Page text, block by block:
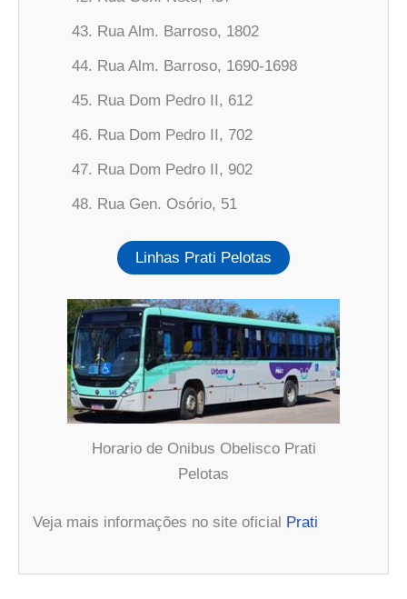
Rua Alm. Barroso, 1802
Rua Alm. Barroso, 1690-1698
Rua Dom Pedro II, 612
Rua Dom Pedro II, 702
Rua Dom Pedro II, 902
Rua Gen. Osório, 51
Linhas Prati Pelotas
Horario de Onibus Obelisco Prati
Pelotas
Veja mais informações no site oficial Prati